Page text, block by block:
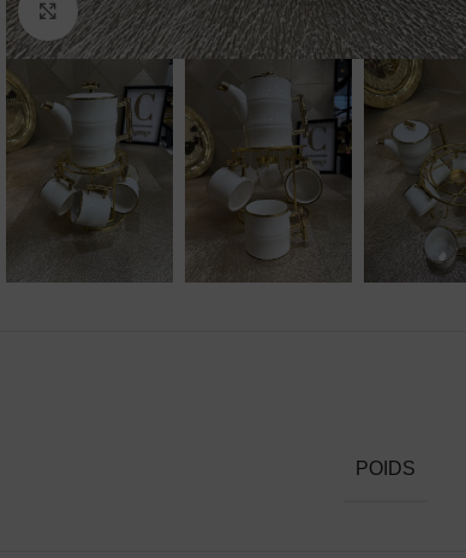
Click to enlarge
POIDS